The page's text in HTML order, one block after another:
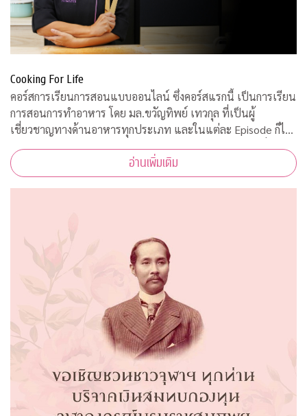
Cooking For Life
คอร์สการเรียนการสอนแบบออนไลน์ ซึ่งคอร์สแรกนี้ เป็นการเรียน
การสอนการทำอาหาร โดย มล.ขวัญทิพย์ เทวกุล ที่เป็นผู้
เชี่ยวชาญทางด้านอาหารทุกประเภท และในแต่ละ Episode ก็ได้
รับความร่วมมือจากคณาจารย์ ผู้ทรงคุณวุฒิ จากคณะต่างๆ ที่มาให้
ความรู้ ตามหลักวิชาการอีกด้วยอ่านเพิ่มเติม